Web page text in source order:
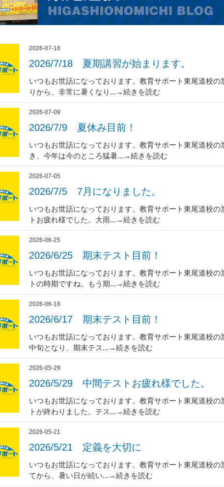
2026-07-18
2026/7/18 夏期講習が始まります。
いつもお世話になっております。教育サポート東尾道校の
りから、非常に暑くなり...→続きを読む
2026-07-09
2026/7/9 夏休み目前！
いつもお世話になっております。教育サポート東尾道校の
き、今年は今のところ猛暑...→続きを読む
2026-07-05
2026/7/5 7月になりました。
いつもお世話になっております。教育サポート東尾道校の
トお疲れ様でした。大雨...→続きを読む
2026-06-25
2026/6/25 期末テスト目前！
いつもお世話になっております。教育サポート東尾道校の
トの時期ですね。もう期...→続きを読む
2026-06-18
2026/6/17 期末テスト目前！
いつもお世話になっております。教育サポート東尾道校の
中旬となり、期末テス...→続きを読む
2026-05-29
2026/5/29 中間テストお疲れ様でした。
いつもお世話になっております。教育サポート東尾道校の
トが終わりました。テス...→続きを読む
2026-05-21
2026/5/21 定義を大切に
いつもお世話になっております。教育サポート東尾道校の
てから、暑い日が続い...→続きを読む